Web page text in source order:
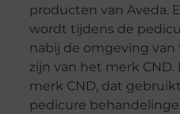
producten van Aveda.
wordt tijdens de
nabij de omgeving van
zijn van het merk
merk CND, dat
pedicure